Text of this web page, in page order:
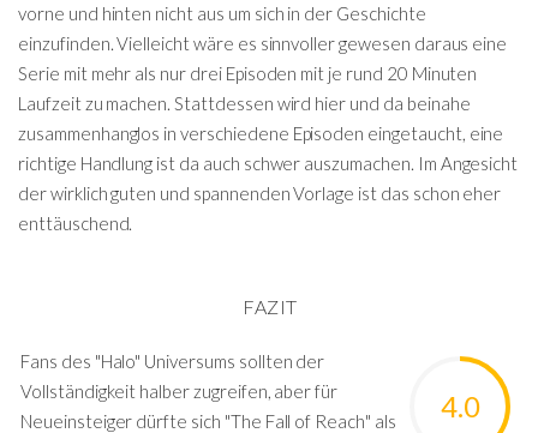
vorne und hinten nicht aus um sich in der Geschichte
einzufinden. Vielleicht wäre es sinnvoller gewesen daraus eine
Serie mit mehr als nur drei Episoden mit je rund 20 Minuten
Laufzeit zu machen. Stattdessen wird hier und da beinahe
zusammenhanglos in verschiedene Episoden eingetaucht, eine
richtige Handlung ist da auch schwer auszumachen. Im Angesicht
der wirklich guten und spannenden Vorlage ist das schon eher
enttäuschend.
FAZIT
4.0
Fans des "Halo" Universums sollten der
Vollständigkeit halber zugreifen, aber für
Neueinsteiger dürfte sich "The Fall of Reach" als